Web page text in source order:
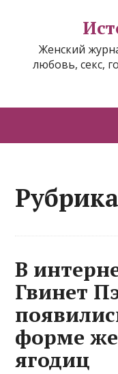
Женский
любовь, секс,
В
Гвинет
форме
ягодиц